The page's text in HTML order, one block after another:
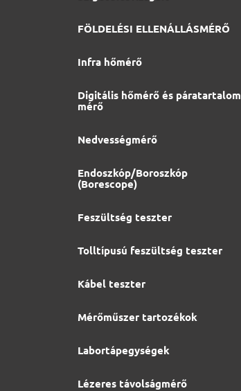
FÖLDELÉSI ELLENÁLLÁSMÉRŐ
Infra hőmérő
Digitális hőmérő és páratartalom
mérő
Nedvességmérő
Endoszkóp/Boroszkóp
(Borescope)
Feszültség teszter
Tolltípusú feszültség teszter
Kábel teszter
Mérőműszer tartozékok
Labortápegységek
Lézeres távolságmérő